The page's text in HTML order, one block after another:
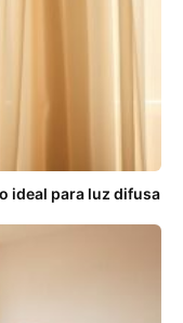
ideal para luz difusa